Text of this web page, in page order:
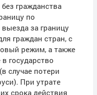
гражданства
по
за границу
граждан стран, с
режим, а также
государство
случае потери
При утрате
срока действия